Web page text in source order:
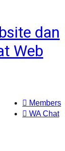
Members
WA Chat